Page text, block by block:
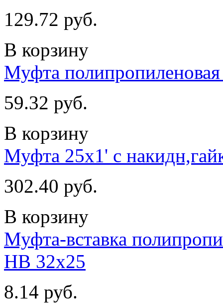
129.72 руб.
В корзину
Муфта
59.32 руб.
В корзину
Муфта 25х1' с
302.40 руб.
В корзину
Муфта-вставка
НВ 32х25
8.14 руб.